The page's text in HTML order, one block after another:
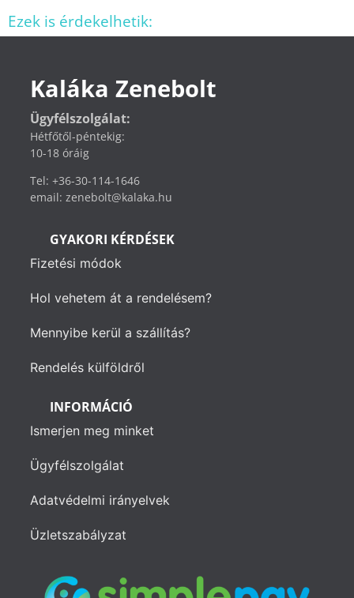
Ezek is érdekelhetik:
Kaláka Zenebolt
Ügyfélszolgálat:
Hétfőtől-péntekig:
10-18 óráig
Tel: +36-30-114-1646
email: zenebolt@kalaka.hu
GYAKORI KÉRDÉSEK
Fizetési módok
Hol vehetem át a rendelésem?
Mennyibe kerül a szállítás?
Rendelés külföldről
INFORMÁCIÓ
Ismerjen meg minket
Ügyfélszolgálat
Adatvédelmi irányelvek
Üzletszabályzat